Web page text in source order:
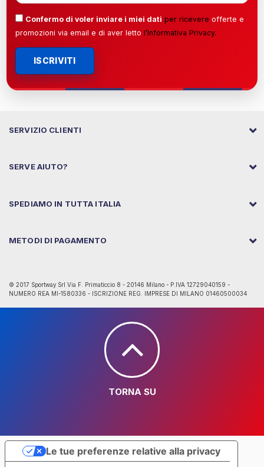
Confermo di voler inviare i miei dati per ricevere offerte e
promozioni via email e di aver letto l’Informativa Privacy.
ISCRIVITI
SERVIZIO CLIENTI
SERVE AIUTO?
SPEDIAMO IN TUTTA ITALIA
METODI DI PAGAMENTO
© 2017 Sportway Srl Via F. Primaticcio 8 - 20146 Milano - P.IVA 12729040159 -
NUMERO REA MI-1580336 - ISCRIZIONE REG. IMPRESE DI MILANO 01460500034
TORNA SU
Le tue preferenze relative alla privacy